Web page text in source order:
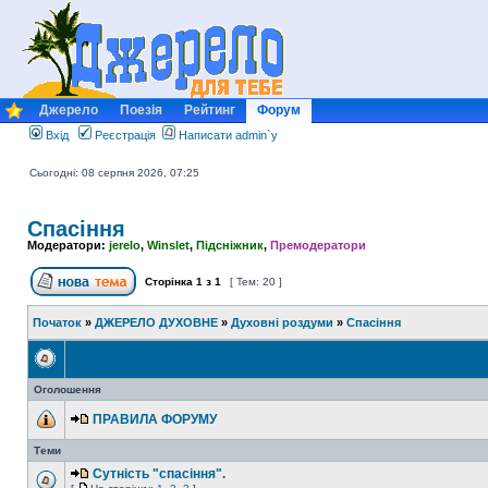
Джерело Поезія Рейтинг Форум
Вхід Реєстрація Написати admin`у
Сьогодні: 08 серпня 2026, 07:25
Спасіння
Модератори: jerelo, Winslet, Підсніжник, Премодератори
Сторінка 1 з 1 [ Тем: 20 ]
Початок » ДЖЕРЕЛО ДУХОВНЕ » Духовні роздуми » Спасіння
Оголошення
ПРАВИЛА ФОРУМУ
Теми
Сутність "спасіння".